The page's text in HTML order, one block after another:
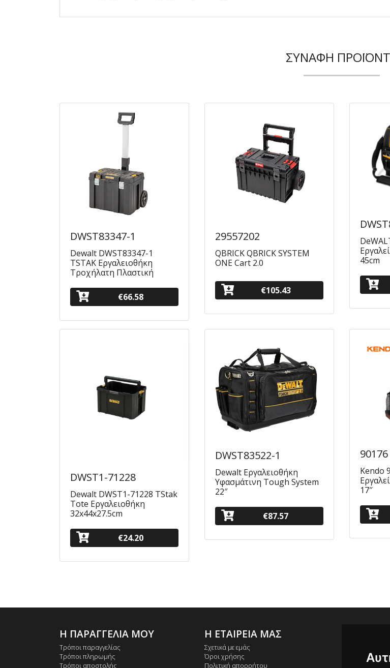
ΣΥΝΑΦΉ
DWST83347-1
Dewalt DWST83347-1
TSTAK Εργαλειοθήκη
Τροχήλατη Πλαστική
€66.58
29557202
QBRICK QBRICK SYSTEM
ONE Cart 2.0
€105.43
45cm
DWST1-71228
Dewalt DWST1-71228 TStak
Tote Εργαλειοθήκη
32x44x27.5cm
€24.20
DWST83522-1
Dewalt Εργαλειοθήκη
Υφασμάτινη Tough System
22″
€87.57
90176
Kendo
17″
Η ΠΑΡΑΓΓΕΛΙΑ ΜΟΥ
Τρόποι παραγγελίας
Τρόποι πληρωμής
Τρόποι αποστολής
Η ΕΤΑΙΡΕΙΑ ΜΑΣ
Σχετικά με εμάς
Όροι χρήσης
Πολιτική απορρήτου
+30